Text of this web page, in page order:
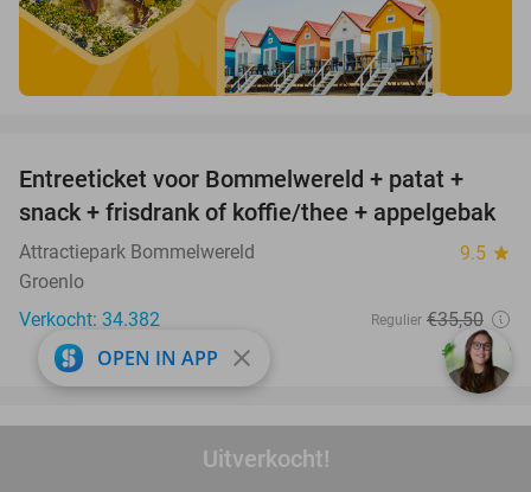
Uitverkocht!
23%
Entreeticket voor Bommelwereld + patat +
snack + frisdrank of koffie/thee + appelgebak
Attractiepark Bommelwereld 9.5 star
Groenlo
Verkocht: 34.382
Regulier €35,50
€27,50
favorite_border
Sushibox (40 stuks) om af te halen bij
OPEN IN APP close